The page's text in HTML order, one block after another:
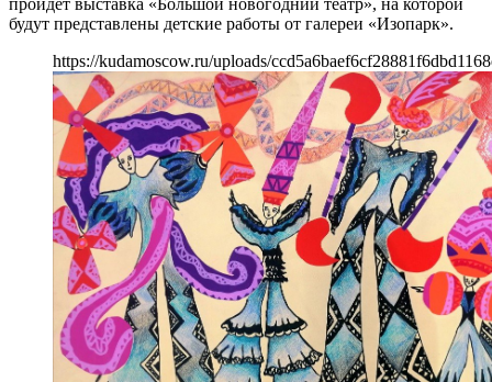
пройдет выставка «Большой новогодний театр», на которой
будут представлены детские работы от галереи «Изопарк».
https://kudamoscow.ru/uploads/